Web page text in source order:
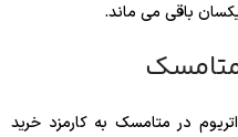
باقی می ماند.
متامسک
در متامسک به کارمزد خرید